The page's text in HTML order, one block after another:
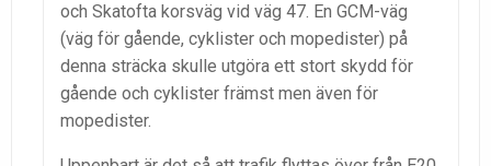
och Skatofta korsväg vid väg 47. En GCM-väg
(väg för gående, cyklister och mopedister) på
denna sträcka skulle utgöra ett stort skydd för
gående och cyklister främst men även för
mopedister.